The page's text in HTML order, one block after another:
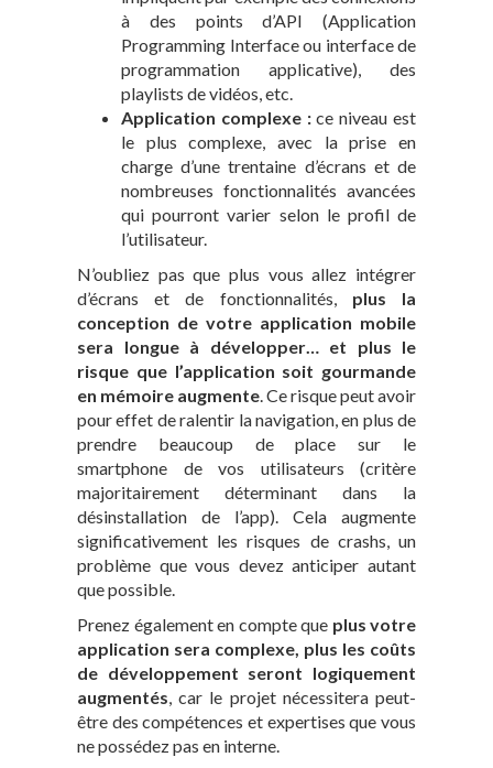
à des points d’API (Application
Programming Interface ou interface de
programmation applicative), des
playlists de vidéos, etc.
Application complexe :ce niveau est
le plus complexe, avec la prise en
charge d’une trentaine d’écrans et de
nombreuses fonctionnalités avancées
qui pourront varier selon le profil de
l’utilisateur.
N’oubliez pas que plus vous allez intégrer
d’écrans et de fonctionnalités, plus la
conception de votre application mobile
sera longue à développer… et plus le
risque que l’application soit gourmande
en mémoire augmente. Ce risque peut avoir
pour effet de ralentir la navigation, en plus de
prendre beaucoup de place sur le
smartphone de vos utilisateurs (critère
majoritairement déterminant dans la
désinstallation de l’app). Cela augmente
significativement les risques de crashs, un
problème que vous devez anticiper autant
que possible.
Prenez également en compte que plus votre
application sera complexe, plus les coûts
de développement seront logiquement
augmentés, car le projet nécessitera peut-
être des compétences et expertises que vous
ne possédez pas en interne.